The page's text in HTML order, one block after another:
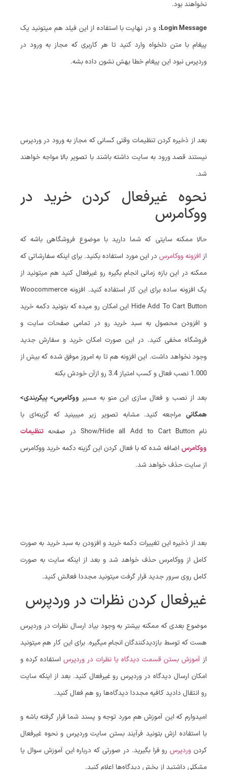
نخواهند بود.
Login Message: و در نهایت با استفاده از این فیلد هم میتونید یک
پیغام با متن دلخواه وارد کنید تا هر کاربری که مجاز به ورود در
وردپرس نبود این پیغام خطا بهش نشون داده بشه.
بعد از ذخیره کردن تنظیمات وقتی کسانی که مجاز به ورود در وردپرس
نیستند قصد ورود به سایت داشته باشند با تصویر بالا مواجه خواهند
شد.
نحوه غیرفعال کردن خرید در
ووکامرس
حالا ممکنه سایتی که شما دارید با موضوع فروشگاهی باشه که
ازافزونه ووکامرس در این مورد استفاده بکنید. برای اینکه سفارشاتی که
ممکنه در این بازه زمانی انجام بگیره رو غیرفعال کنید هم میتونید از
یک افزونه ساده برای این کار استفاده کنید. افزونه Woocommerce
Hide Add To Cart Button این امکان رو میده که بتونید دکمه خرید
و افزودن محصول به سبد خرید رو در تمامی صفحات سایت و
فروشگاه مخفی کنید. در این صورت امکان خرید و سفارش جدید
وجود نخواهد داشت. این افزونه هم تا به امروز موفق شده که بیش از
1.000 نصب فعال و کسب امتیاز 3.4 رو ازآن خودش بکنه
بعد از نصب و فعال سازی این منو به مسیر ووکامرس> پیکربندی>
همگانی مراجعه کنید. مشابه تصویر زیر میبینید که گزینه‌ای با
نام Show/Hide all Add to Cart Button در صفحه
تنظیمات
ووکامرس اضافه شده که با فعال کردن این گزینه دکمه خرید ووکامرس
از سایت حذف خواهد شد.
بعد از ذخیره این تغییرات دکمه خرید و افزودن به سبد خرید به صورت
کامل از ووکامرس حذف خواهد شد و بعد از اینکه سایت به صورت
کامل روی سرور جدید قرار گرفت میتونید مجددا فعالش کنید.
غیرفعال کردن نظرات در وردپرس
موضوع بعدی که ممکنه بیشتر به وجود بیاد ارسال نظرات در وردپرس
هست که توسط بازدیدکنندگان انجام میگیره. برای این کار هم میتونید
از آموزش بستن قسمت دیدگاه یا نظرات در وردپرس استفاده کرده و
امکان ارسال دیدگاه در وردپرس رو غیرفعال کنید. بعد از اینکه سایت
رو انتقال دادید کافیه مجددا دیدگاه‌ها رو هم فعال کنید.
امیدوارم که این آموزش هم مورد توجه و پسند شما قرار گرفته باشه و
با استفاده ازش بتونید فرآیند بستن سایت وردپرس و نحوه غیرفعال
کردن وردپرسرو فرا بگیرید. در صورتی که درباره این آموزش سوال یا
مشکلی داشتید از بخش دیدگاه‌ها اعلام کنید.